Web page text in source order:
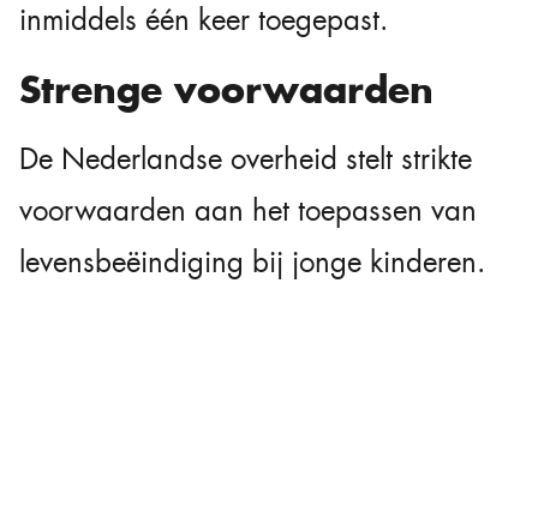
inmiddels één keer toegepast.
Strenge voorwaarden
De Nederlandse overheid stelt strikte
voorwaarden aan het toepassen van
levensbeëindiging bij jonge kinderen.